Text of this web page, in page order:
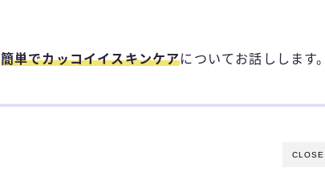
簡単でカッコイイスキンケアについてお話しします。
CLOSE